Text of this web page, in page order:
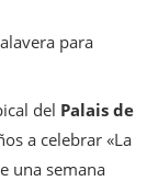
del Palais de
a celebrar «La
una semana